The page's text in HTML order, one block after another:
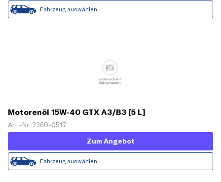
Fahrzeug auswählen
Motorenöl 15W-40 GTX A3/B3 [5 L]
Art.-Nr. 2360-0517
Zum Angebot
Fahrzeug auswählen